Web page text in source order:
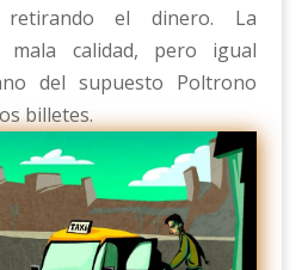
retirando el dinero. La
calidad, pero igual
del supuesto Poltrono
billetes.